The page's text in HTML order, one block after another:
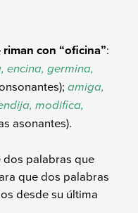
con “oficina”:
encina, germina,
amiga,
modifica,
asonantes).
palabras que
que dos palabras
desde su última